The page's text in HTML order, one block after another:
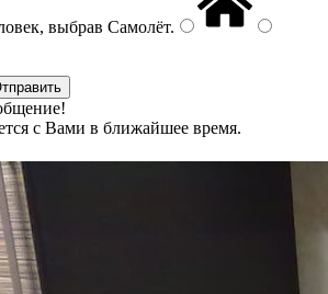
выбрав Самолёт.
с Вами в ближайшее время.